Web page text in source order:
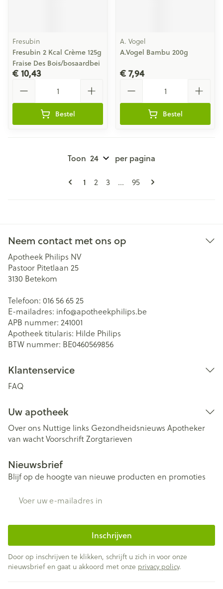
Fresubin
Fresubin 2 Kcal Crème 125g
Fraise Des Bois/bosaardbei
€ 10,43
Bestel
A. Vogel
A.Vogel Bambu 200g
€ 7,94
Bestel
Pagina's
U lees momenteel pagina
1 Pagina
2 Pagina
3 ... Pagina
95
Toon per pagina
Neem contact met ons op
Apotheek Philips NV
Pastoor Pitetlaan 25
3130 Betekom
Telefoon: 016 56 65 25
E-mailadres: info@apotheekphilips.be
APB nummer: 241001
Apotheek titularis: Hilde Philips
BTW nummer: BE0460569856
Klantenservice
FAQ
Uw apotheek
Over ons Nuttige links Gezondheidsnieuws Apotheker
van wachtVoorschriftZorgtarieven
Nieuwsbrief
Blijf op de hoogte van nieuwe producten en promoties
Inschrijven
Door op inschrijven te klikken, schrijft u zich in voor onze
nieuwsbrief en gaat u akkoord met onze privacy policy.